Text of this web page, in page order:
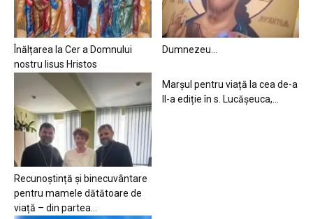
Înălțarea la Cer a Domnului
nostru Iisus Hristos
Dumnezeu…
Recunoștință și binecuvântare
pentru mamele dătătoare de
viață – din partea...
Marșul pentru viață la cea de-a
II-a ediție în s. Lucășeuca,...